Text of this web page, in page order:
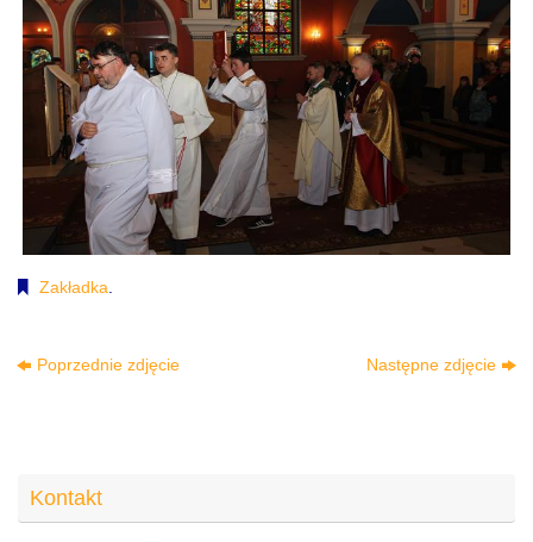
Zakładka
Poprzednie zdjęcie Następne zdjęcie
Kontakt